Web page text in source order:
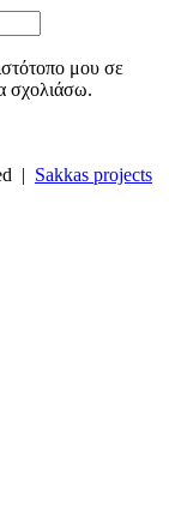
μου σε
σχολιάσω.
| Sakkas projects